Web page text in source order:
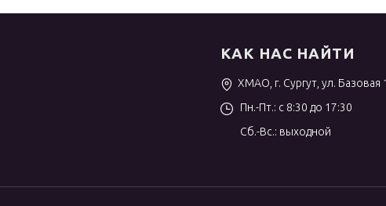
КАК НАС НАЙТИ
ХМАО, г. Сургут, ул. Базовая
Пн.-Пт.: с 8:30 до 17:30
Сб.-Вс.: выходной